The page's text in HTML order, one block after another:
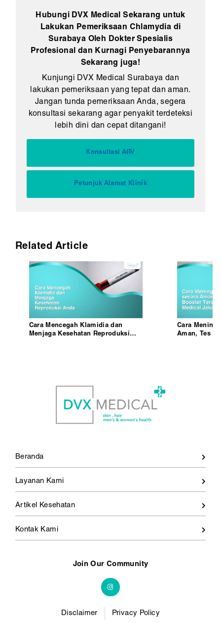
Hubungi DVX Medical Sekarang untuk
Lakukan Pemeriksaan Chlamydia di
Surabaya Oleh Dokter Spesialis
Profesional dan Kurnagi Penyebarannya
Sekarang juga!
Kunjungi DVX Medical Surabaya dan
lakukan pemeriksaan yang tepat dan aman.
Jangan tunda pemeriksaan Anda, segera
konsultasi sekarang agar penyakit terdeteksi
lebih dini dan cepat ditangani!
Konsultasi ARV
Petunjuk Alamat Klinik
Related Article
Cara Mencegah Klamidia dan
Menjaga Kesehatan Reproduksi
Cara
Aman, Tes
Beranda
Layanan Kami
Artikel Kesehatan
Kontak Kami
Join Our Community
Disclaimer Privacy Policy